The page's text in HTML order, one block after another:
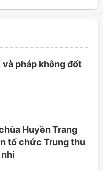
pháp không đốt
Huyền Trang
tổ chức Trung thu